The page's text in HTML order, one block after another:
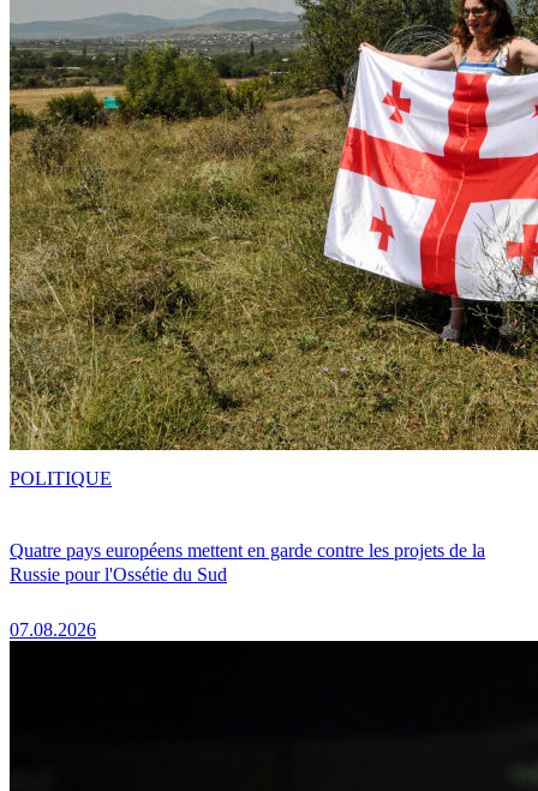
Quatre pays européens mettent en garde contre les projets de la
Russie pour l'Ossétie du Sud
07.08.2026
POLITIQUE